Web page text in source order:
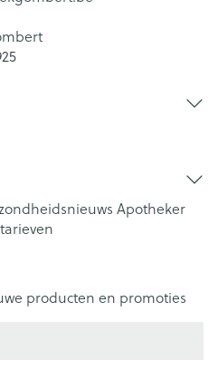
Apotheker
producten en promoties